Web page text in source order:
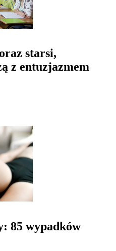
starsi,
z entuzjazmem
85 wypadków